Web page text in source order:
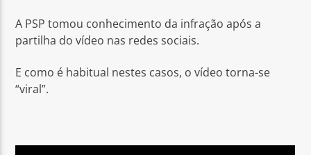
A PSP tomou conhecimento da infração após a
partilha do vídeo nas redes sociais.
E como é habitual nestes casos, o vídeo torna-se
“viral”.